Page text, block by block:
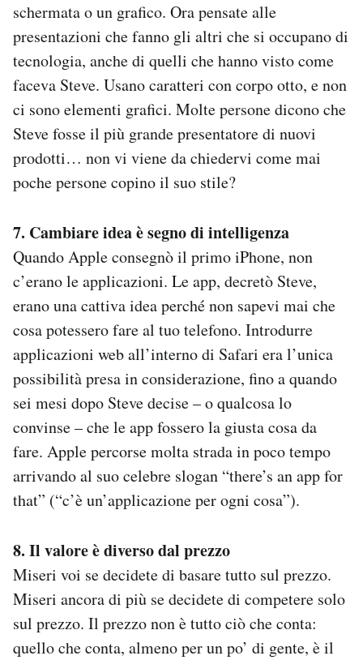
schermata o un grafico. Ora pensate alle
presentazioni che fanno gli altri che si occupano di
tecnologia, anche di quelli che hanno visto come
faceva Steve. Usano caratteri con corpo otto, e non
ci sono elementi grafici. Molte persone dicono che
Steve fosse il più grande presentatore di nuovi
prodotti… non vi viene da chiedervi come mai
poche persone copino il suo stile?
7. Cambiare idea è segno di intelligenza
Quando Apple consegnò il primo iPhone, non
c’erano le applicazioni. Le app, decretò Steve,
erano una cattiva idea perché non sapevi mai che
cosa potessero fare al tuo telefono. Introdurre
applicazioni web all’interno di Safari era l’unica
possibilità presa in considerazione, fino a quando
sei mesi dopo Steve decise – o qualcosa lo
convinse – che le app fossero la giusta cosa da
fare. Apple percorse molta strada in poco tempo
arrivando al suo celebre slogan “there’s an app for
that” (“c’è un’applicazione per ogni cosa”).
8. Il valore è diverso dal prezzo
Miseri voi se decidete di basare tutto sul prezzo.
Miseri ancora di più se decidete di competere solo
sul prezzo. Il prezzo non è tutto ciò che conta:
quello che conta, almeno per un po’ di gente, è il